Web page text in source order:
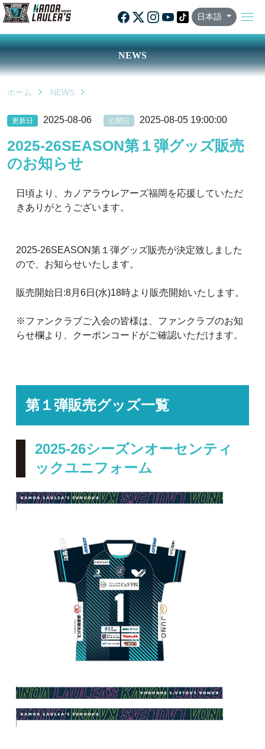
日本語
NEWS
ホーム NEWS
更新日 2025-08-06 公開日 2025-08-05 19:00:00
2025-26SEASON第１弾グッズ販売
のお知らせ
日頃より、カノアラウレアーズ福岡を応援していただ
きありがとうございます。
2025-26SEASON第１弾グッズ販売が決定致しました
ので、お知らせいたします。
販売開始日:8月6日(水)18時より販売開始いたします。
※ファンクラブご入会の皆様は、ファンクラブのお知
らせ欄より、クーポンコードがご確認いただけます。
第１弾販売グッズ一覧
2025-26シーズンオーセンティ
ックユニフォーム